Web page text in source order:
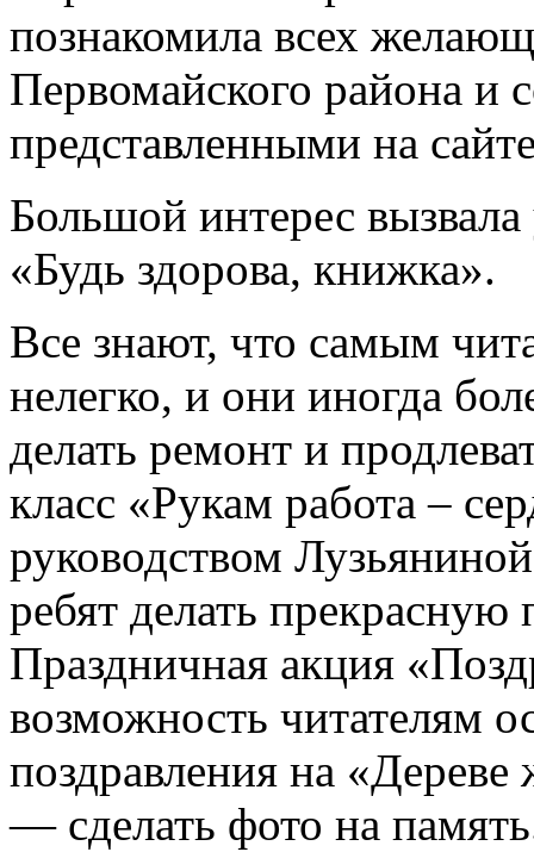
познакомила всех
Первомайского района и
представленными на
Большой интерес
«Будь здорова, книжка».
Все знают, что самым
нелегко, и они иногда
делать ремонт и
класс «Рукам работа –
руководством
ребят делать
Праздничная акция
возможность читателям
поздравления на
— сделать фото на